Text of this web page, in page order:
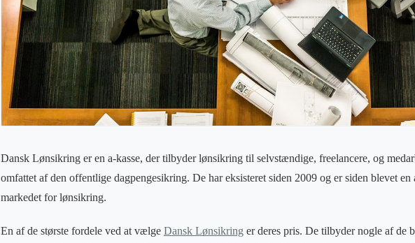
Dansk Lønsikring er en a-kasse, der tilbyder lønsikring til selvstændige, freelancere, og
omfattet af den offentlige dagpengesikring. De har eksisteret siden 2009 og er siden blevet en
markedet for lønsikring.
En af de største fordele ved at vælge Dansk Lønsikring er deres pris. De tilbyder nogle af de